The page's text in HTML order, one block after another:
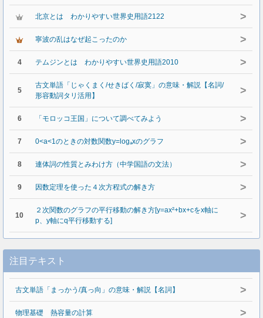
北京とは わかりやすい世界史用語2122 >
寧波の乱はなぜ起こったのか >
4 テムジンとは わかりやすい世界史用語2010 >
5
古文単語「じゃくまく/せきばく/寂寞」の意味・解説【名詞/
形容動詞タリ活用】
>
6 「モロッコ王国」について調べてみよう >
7 0<a<1のときの対数関数y=logₐxのグラフ >
8 連体詞の性質とみわけ方（中学国語の文法） >
9 因数定理を使った４次方程式の解き方 >
10
２次関数のグラフの平行移動の解き方[y=ax²+bx+cをx軸に
p、y軸にq平行移動する]
>
注目テキスト
古文単語「まっかう/真っ向」の意味・解説【名詞】 >
物理基礎 熱容量の計算 >